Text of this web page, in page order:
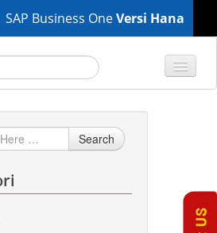
SAP Business OneVersi Hana
Search